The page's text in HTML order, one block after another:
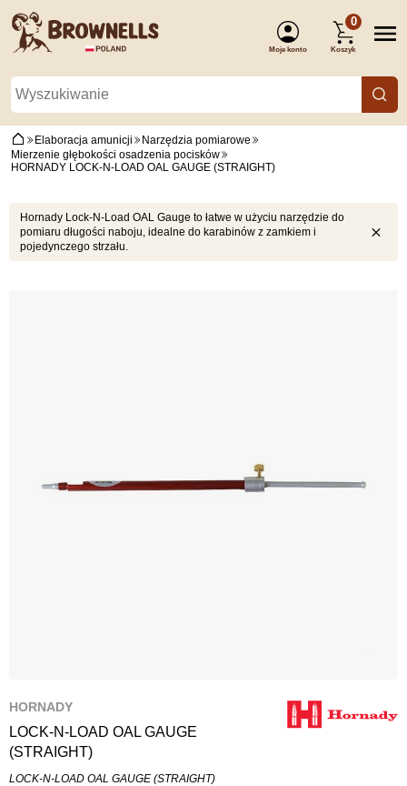
Moje konto
0
Koszyk
Elaboracja amunicji
Narzędzia pomiarowe
Mierzenie głębokości osadzenia pocisków
HORNADY LOCK-N-LOAD OAL GAUGE (STRAIGHT)
Hornady Lock-N-Load OAL Gauge to łatwe w użyciu narzędzie do
pomiaru długości naboju, idealne do karabinów z zamkiem i
pojedynczego strzału.
HORNADY
LOCK-N-LOAD OAL GAUGE
(STRAIGHT)
LOCK-N-LOAD OAL GAUGE (STRAIGHT)